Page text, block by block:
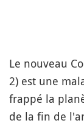
Le nouveau
2) est une
frappé la
de la fin de